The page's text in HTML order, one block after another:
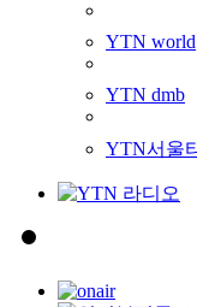
YTN world
YTN dmb
YTN서울